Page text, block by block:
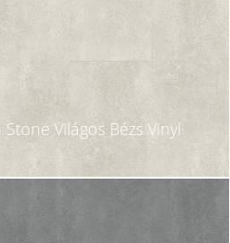
Világos Bézs Vinyl